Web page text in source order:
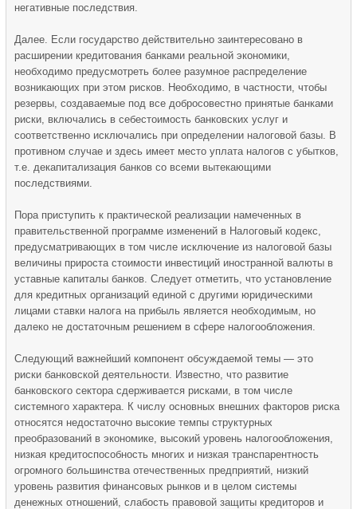
негативные последствия.
Далее. Если государство действительно заинтересовано в
расширении кредитования банками реальной экономики,
необходимо предусмотреть более разумное распределение
возникающих при этом рисков. Необходимо, в частности, чтобы
резервы, создаваемые под все добросовестно принятые банками
риски, включались в себестоимость банковских услуг и
соответственно исключались при определении налоговой базы. В
противном случае и здесь имеет место уплата налогов с убытков,
т.е. декапитализация банков со всеми вытекающими
последствиями.
Пора приступить к практической реализации намеченных в
правительственной программе изменений в Налоговый кодекс,
предусматривающих в том числе исключение из налоговой базы
величины прироста стоимости инвестиций иностранной валюты в
уставные капиталы банков. Следует отметить, что установление
для кредитных организаций единой с другими юридическими
лицами ставки налога на прибыль является необходимым, но
далеко не достаточным решением в сфере налогообложения.
Следующий важнейший компонент обсуждаемой темы — это
риски банковской деятельности. Известно, что развитие
банковского сектора сдерживается рисками, в том числе
системного характера. К числу основных внешних факторов риска
относятся недостаточно высокие темпы структурных
преобразований в экономике, высокий уровень налогообложения,
низкая кредитоспособность многих и низкая транспарентность
огромного большинства отечественных предприятий, низкий
уровень развития финансовых рынков и в целом системы
денежных отношений, слабость правовой защиты кредиторов и